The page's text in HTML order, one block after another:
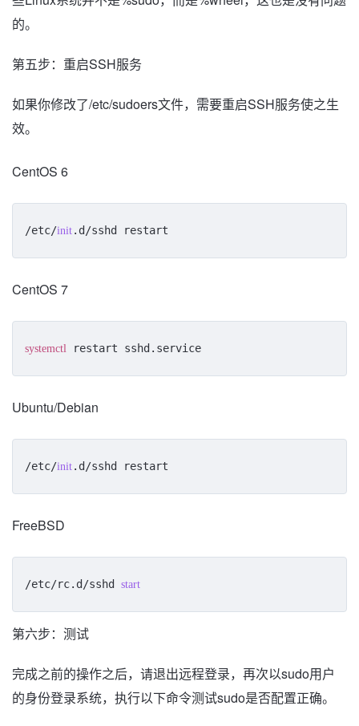
的。
第五步：重启SSH服务
如果你修改了/etc/sudoers文件，需要重启SSH服务使之生
效。
CentOS 6
/etc/init .d/sshd restart
CentOS 7
systemctl restart sshd.service
Ubuntu/Debian
/etc/init .d/sshd restart
FreeBSD
/etc/rc.d/sshd start
第六步：测试
完成之前的操作之后，请退出远程登录，再次以sudo用户
的身份登录系统，执行以下命令测试sudo是否配置正确。